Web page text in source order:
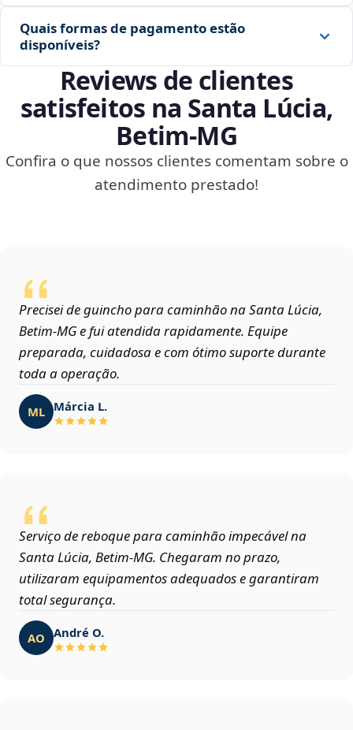
Quais formas de pagamento estão
disponíveis?
Reviews de clientes
satisfeitos na Santa Lúcia,
Betim‑MG
Confira o que nossos clientes comentam sobre o
atendimento prestado!
Precisei de guincho para caminhão na Santa Lúcia,
Betim‑MG e fui atendida rapidamente. Equipe
preparada, cuidadosa e com ótimo suporte durante
toda a operação.
ML Márcia L.
Serviço de reboque para caminhão impecável na
Santa Lúcia, Betim‑MG. Chegaram no prazo,
utilizaram equipamentos adequados e garantiram
total segurança.
AO André O.